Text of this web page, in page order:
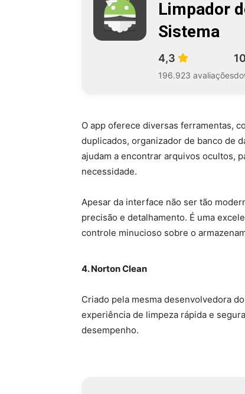
Limpador
Sistema
4,3
196.923 avaliações
O app oferece diversas ferramentas,
duplicados, organizador de banco de
ajudam a encontrar arquivos ocultos,
necessidade.
Apesar da interface não ser tão
precisão e detalhamento. É uma
controle minucioso sobre o
4. Norton Clean
Criado pela mesma desenvolvedora
experiência de limpeza rápida e
desempenho.